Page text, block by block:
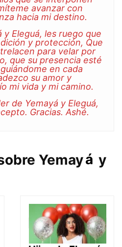
avanzar con
hacia mi destino.
y Eleguá, les ruego que
y protección, Que
para velar por
que su presencia esté
en cada
su amor y
mi vida y mi camino.
de Yemayá y Eleguá,
Gracias. Ashé.
Yemayá y